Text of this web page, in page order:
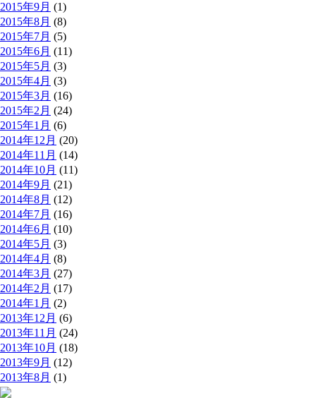
2015年9月 (1)
2015年8月 (8)
2015年7月 (5)
2015年6月 (11)
2015年5月 (3)
2015年4月 (3)
2015年3月 (16)
2015年2月 (24)
2015年1月 (6)
2014年12月 (20)
2014年11月 (14)
2014年10月 (11)
2014年9月 (21)
2014年8月 (12)
2014年7月 (16)
2014年6月 (10)
2014年5月 (3)
2014年4月 (8)
2014年3月 (27)
2014年2月 (17)
2014年1月 (2)
2013年12月 (6)
2013年11月 (24)
2013年10月 (18)
2013年9月 (12)
2013年8月 (1)